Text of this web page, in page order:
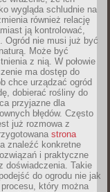
wygląda schludnie na
również relację
ją kontrolować,
Ogród nie musi już być
Może być
z nią. W połowie
ma dostęp do
chce urządzać ogród
dobierać rośliny do
przyjazne dla
błędów. Często
już rozmowa z
strona
znaleźć konkretne
i praktyczne
doświadczenia. Takie
do ogrodu nie jak
który można